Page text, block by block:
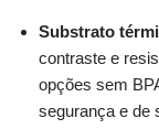
Substrato
contraste e
opções sem
segurança e de